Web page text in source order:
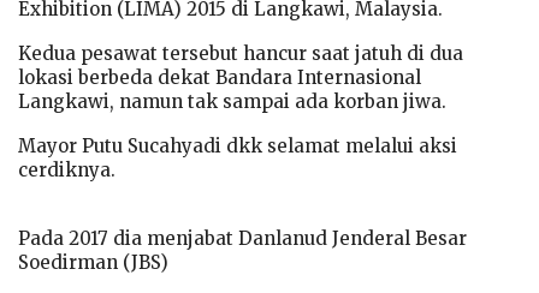
Exhibition (LIMA) 2015 di Langkawi, Malaysia.
Kedua pesawat tersebut hancur saat jatuh di dua
lokasi berbeda dekat Bandara Internasional
Langkawi, namun tak sampai ada korban jiwa.
Mayor Putu Sucahyadi dkk selamat melalui aksi
cerdiknya.
Pada 2017 dia menjabat Danlanud Jenderal Besar
Soedirman (JBS)